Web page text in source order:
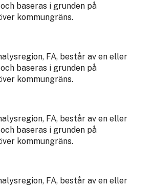
baseras i grunden på
kommungräns.
FA, består av en eller
baseras i grunden på
kommungräns.
FA, består av en eller
baseras i grunden på
kommungräns.
FA, består av en eller